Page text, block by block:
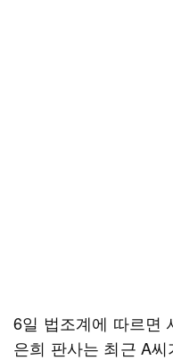
6일 법조계에 따르면
은희 판사는 최근 A